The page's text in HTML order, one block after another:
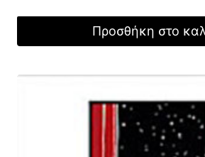
25,00 €.είναι:
Προσθήκη στο